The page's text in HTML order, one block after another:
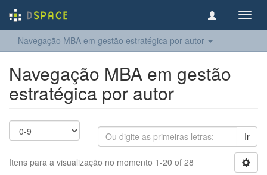
Navegação MBA em gestão estratégica por autor
Navegação MBA em gestão
estratégica por autor
Ir
Itens para a visualização no momento 1-20 of 28